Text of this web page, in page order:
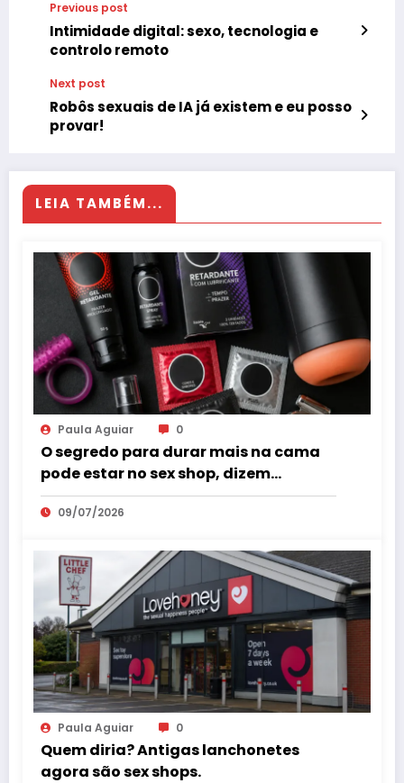
Previous post
Intimidade digital: sexo, tecnologia e
controlo remoto
Next post
Robôs sexuais de IA já existem e eu posso
provar!
LEIA TAMBÉM...
Paula Aguiar 0
O segredo para durar mais na cama
pode estar no sex shop, dizem
especialistas em saúde sexual
09/07/2026
Paula Aguiar 0
Quem diria? Antigas lanchonetes
agora são sex shops.